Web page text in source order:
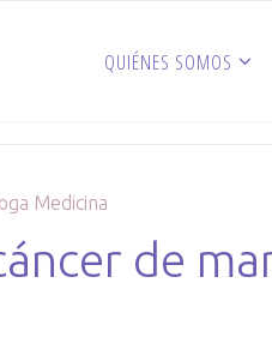
QUIÉNES SOMOS
Medicina
de